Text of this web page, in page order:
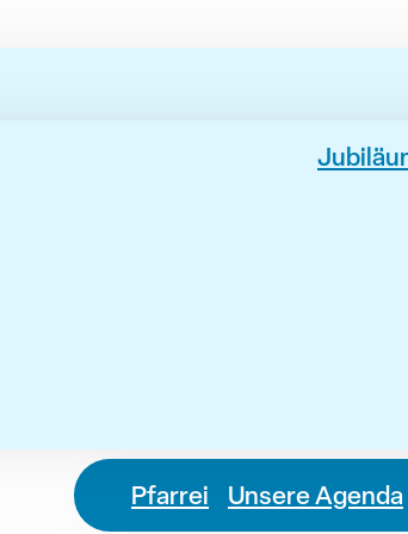
Pfarrei Unsere Agenda